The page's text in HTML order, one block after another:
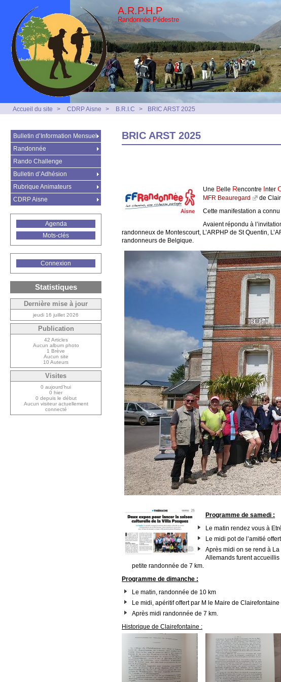
A.R.P.H.P
Randonnée Pédestre
Accueil du site > CDRP Aisne > B.R.I.C > BRIC ARST 2025
BRIC ARST 2025
Une Belle Rencontre Inter
MFR Beauregard
de
Cette manifestation a
Avaient répondu à
randonneux de Montescourt, L’ARPHP de St Quentin,
randonneurs de Belgique.
Programme de samedi :
Le matin rendez vous à
Le midi pot de l’amitié
Après midi on se rend à
Allemands furent accueillis
petite randonnée de 7 km.
Programme de dimanche :
Le matin, randonnée de 10 km
Le midi, apéritif offert par M le Maire de
Après midi randonnée de 7 km.
Historique de Clairefontaine :
Bulletin d’Information Mensuel
Randonnée
Rando Challenge
Bulletin d’Adhésion
Rubrique Animateurs
CDRP Aisne
Agenda
Mots-clés
Connexion
Statistiques
Dernière mise à jour
jeudi 16 juillet 2026
Publication
42 Articles
Aucun album photo
1 Brève
Aucun site
10 Auteurs
Visites
0 aujourd’hui
0 hier
0 depuis le début
Aucun visiteur actuellement
connecté